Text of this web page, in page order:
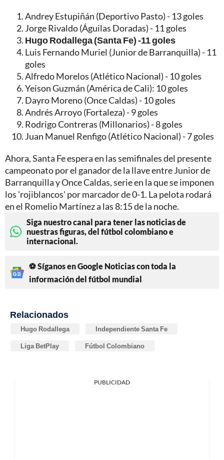
Andrey Estupiñán (Deportivo Pasto) - 13 goles
Jorge Rivaldo (Águilas Doradas) - 11 goles
Hugo Rodallega (Santa Fe) -11 goles
Luis Fernando Muriel (Junior de Barranquilla) - 11
goles
Alfredo Morelos (Atlético Nacional) - 10 goles
Yeison Guzmán (América de Cali): 10 goles
Dayro Moreno (Once Caldas) - 10 goles
Andrés Arroyo (Fortaleza) - 9 goles
Rodrigo Contreras (Millonarios) - 8 goles
Juan Manuel Renfigo (Atlético Nacional) - 7 goles
Ahora, Santa Fe espera en las semifinales del presente
campeonato por el ganador de la llave entre Junior de
Barranquilla y Once Caldas, serie en la que se imponen
los 'rojiblancos' por marcador de 0-1. La pelota rodará
en el Romelio Martínez a las 8:15 de la noche.
Siga nuestro canal para tener las noticias de
nuestras figuras, del fútbol colombiano e
internacional.
⚽ Síganos en Google Noticias con toda la
información del fútbol mundial
Relacionados
Hugo Rodallega Independiente Santa Fe
Liga BetPlay Fútbol Colombiano
PUBLICIDAD